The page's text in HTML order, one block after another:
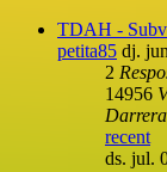
TDAH -
petita85 dj.
2
14956
recent
ds. jul.